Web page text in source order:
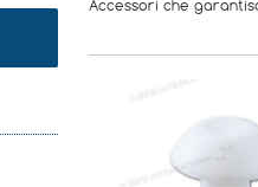
Accessori che